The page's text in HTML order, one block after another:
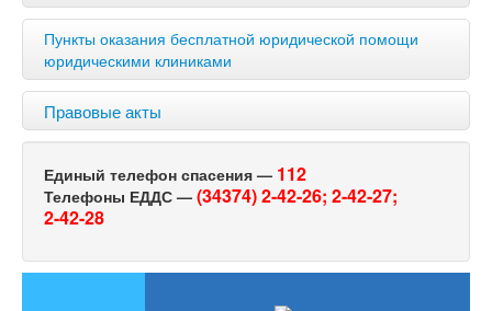
Пункты оказания бесплатной юридической помощи
юридическими клиниками
Правовые акты
Единый телефон спасения — 112
Телефоны ЕДДС — (34374) 2-42-26; 2-42-27;
2-42-28